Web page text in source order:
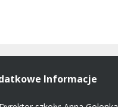
Informacje